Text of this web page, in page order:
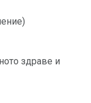
здраве и